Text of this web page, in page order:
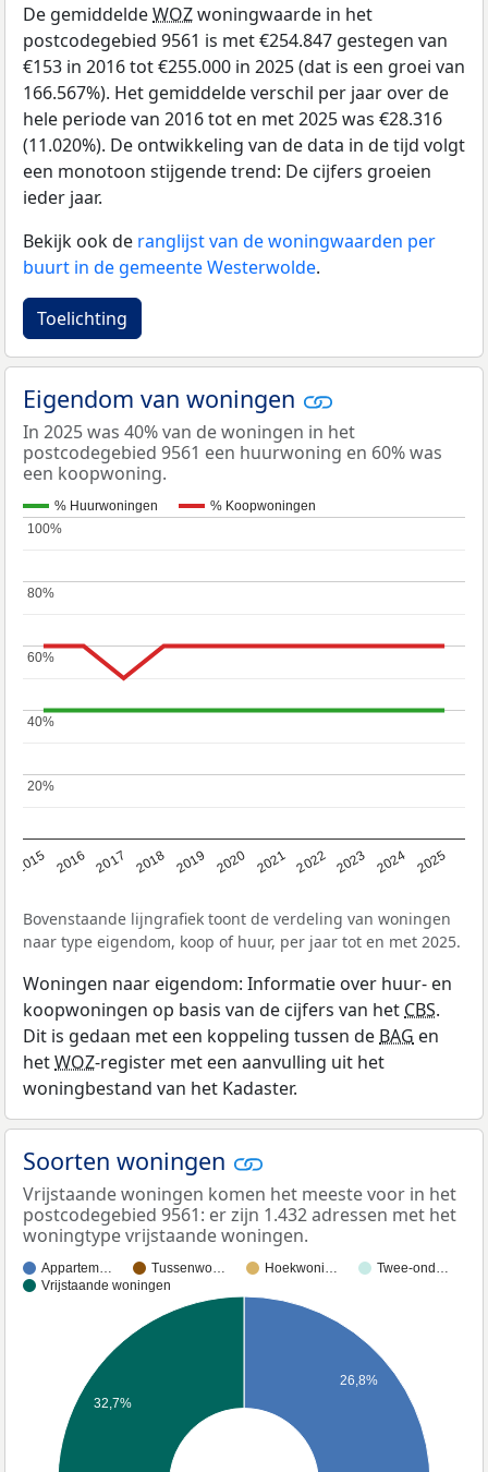
De gemiddeldeWOZwoningwaarde in het
postcodegebied 9561 is met €254.847 gestegen van
€153 in 2016 tot €255.000 in 2025 (dat is een groei van
166.567%). Het gemiddelde verschil per jaar over de
hele periode van 2016 tot en met 2025 was €28.316
(11.020%). De ontwikkeling van de data in de tijd volgt
een monotoon stijgende trend: De cijfers groeien
ieder jaar.
Bekijk ook de ranglijst van de woningwaarden per
buurt in de gemeente Westerwolde.
Toelichting
Eigendom van woningen
In 2025 was 40% van de woningen in het
postcodegebied 9561 een huurwoning en 60% was
een koopwoning.
% Huurwoningen % Koopwoningen
2015 2016 2017 2018 2019 2020 2021 2022 2023 2024 2025
20%
20%
40%
40%
60%
60%
80%
80%
100%
100%
Bovenstaande lijngrafiek toont de verdeling van woningen
naar type eigendom, koop of huur, per jaar tot en met 2025.
Woningen naar eigendom: Informatie over huur- en
koopwoningen op basis van de cijfers van het CBS.
Dit is gedaan met een koppeling tussen de BAG en
hetWOZ-register met een aanvulling uit het
woningbestand van het Kadaster.
Soorten woningen
Vrijstaande woningen komen het meeste voor in het
postcodegebied 9561: er zijn 1.432 adressen met het
woningtype vrijstaande woningen.
Appartem… Tussenwo… Hoekwoni…
Twee-ond…
Vrijstaande woningen
26,8%
32,7%